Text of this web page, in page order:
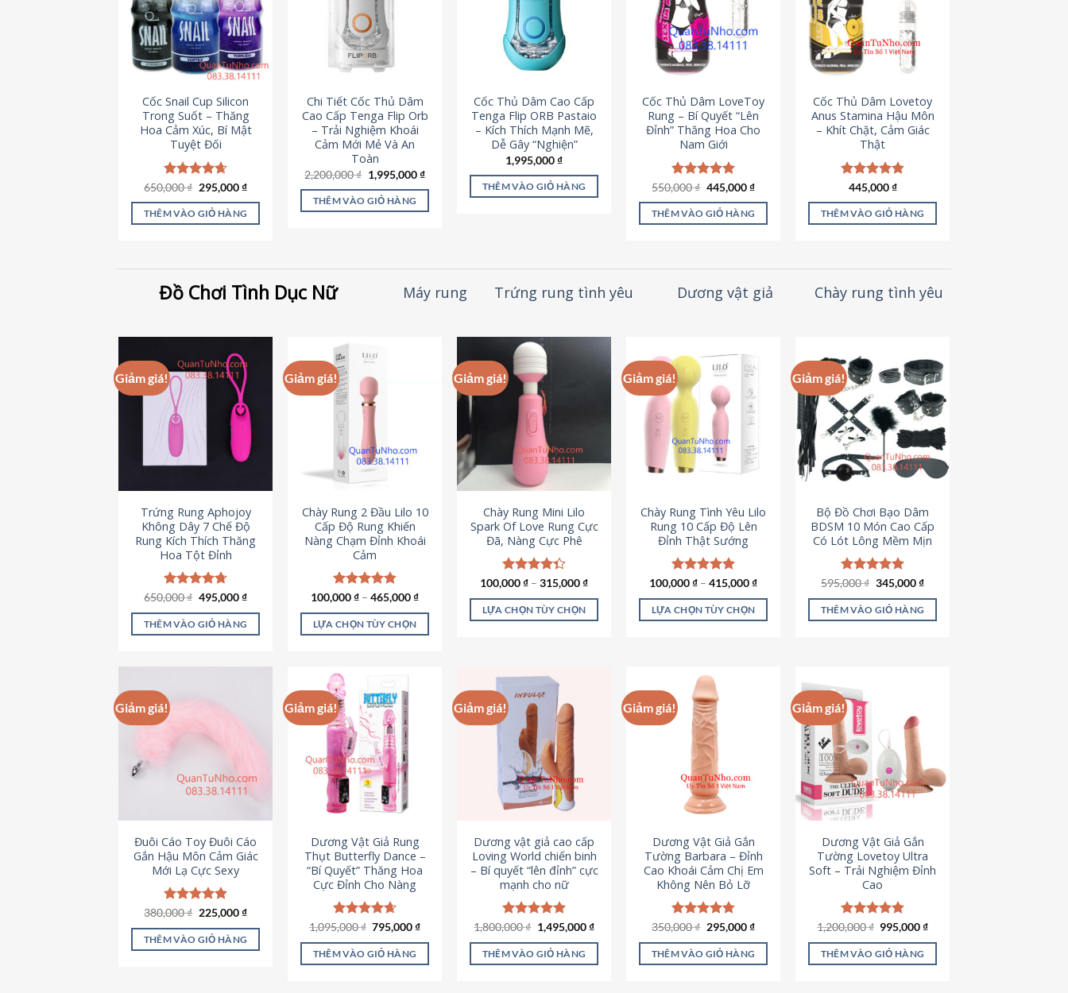
thể.
Các
tùy
chọn
thể
được
chọn
trên
trang
phẩm
Cốc Snail Cup Silicon
Trong Suốt – Thăng
Hoa Cảm Xúc, Bí Mật
Tuyệt Đối
Được xếp
hạng4.69
5 sao
650,000₫ Giá
là:
650,000 ₫.
295,000₫Giá
tại
là:
THÊM VÀO GIỎ HÀNG
Chi Tiết Cốc Thủ Dâm
Cao Cấp Tenga Flip Orb
– Trải Nghiệm Khoái
Cảm Mới Mẻ Và An
Toàn
2,200,000₫ Giá
gốc
là:
2,200,000 ₫.
1,995,000₫Giá
THÊM VÀO GIỎ HÀNG
Cốc Thủ Dâm Cao Cấp
Tenga Flip ORB Pastaio
– Kích Thích Mạnh Mẽ,
Dễ Gây “Nghiện”
1,995,000₫
THÊM VÀO GIỎ HÀNG
Cốc Thủ Dâm LoveToy
Rung – Bí Quyết “Lên
Đỉnh” Thăng Hoa Cho
Nam Giới
Được xếp
hạng5.00
5 sao
550,000₫ Giá
là:
550,000 ₫.
445,000₫Giá
tại
là:
THÊM VÀO GIỎ HÀNG
Cốc Thủ Dâm Lovetoy
Anus Stamina Hậu Môn
– Khít Chặt, Cảm Giác
Thật
Được xếp
hạng4.84
5 sao
445,000₫
THÊM VÀO GIỎ HÀNG
Đồ Chơi Tình Dục Nữ Máy rung Trứng rung tình yêu Dương vật giả Chày rung tình yêu
Giảm giá!
Trứng Rung Aphojoy
Không Dây 7 Chế Độ
Rung Kích Thích Thăng
Hoa Tột Đỉnh
Được xếp
5 sao
650,000₫ Giá
là:
650,000 ₫.
495,000₫Giá
tại
là:
THÊM VÀO GIỎ HÀNG
Giảm giá!
Chày Rung 2 Đầu Lilo 10
Cấp Độ Rung Khiến
Nàng Chạm Đỉnh Khoái
Cảm
Được xếp
5 sao
100,000₫ – 465,000₫
LỰA CHỌN TÙY CHỌN
có
nhiều
biến
thể.
Các
tùy
chọn
thể
được
chọn
trên
trang
phẩm
Giảm giá!
Chày Rung Mini Lilo
Spark Of Love Rung Cực
Đã, Nàng Cực Phê
Được xếp
5 sao
100,000₫ – 315,000₫
LỰA CHỌN TÙY CHỌN
nhiều
thể.
Các
tùy
chọn
được
chọn
trên
trang
sản
phẩm
Giảm giá!
Chày Rung Tình Yêu Lilo
Rung 10 Cấp Độ Lên
Đỉnh Thật Sướng
Được xếp
5 sao
100,000₫ – 415,000₫
LỰA CHỌN TÙY CHỌN
có
nhiều
biến
thể.
Các
tùy
chọn
có
được
chọn
trên
trang
sản
phẩm
Giảm giá!
Bộ Đồ Chơi Bạo Dâm
BDSM 10 Món Cao Cấp
Có Lót Lông Mềm Mịn
Được xếp
5 sao
595,000₫ Giá
là:
595,000 ₫.
345,000₫Giá
tại
là:
THÊM VÀO GIỎ HÀNG
Giảm giá!
Đuôi Cáo Toy Đuôi Cáo
Gắn Hậu Môn Cảm Giác
Mới Lạ Cực Sexy
Được xếp
5 sao
380,000₫ Giá
là:
380,000 ₫.
225,000₫Giá
tại
là:
THÊM VÀO GIỎ HÀNG
Giảm giá!
Dương Vật Giả Rung
Thụt Butterfly Dance –
“Bí Quyết” Thăng Hoa
Cực Đỉnh Cho Nàng
Được xếp
5 sao
1,095,000₫ Giá
là:
1,095,000 ₫.
795,000₫Giá
tại
THÊM VÀO GIỎ HÀNG
Giảm giá!
Dương vật giả cao cấp
Loving World chiến binh
– Bí quyết “lên đỉnh” cực
mạnh cho nữ
Được xếp
5 sao
1,800,000₫ Giá
gốc
là:
1,800,000 ₫.
1,495,000₫Giá
tại
THÊM VÀO GIỎ HÀNG
Giảm giá!
Dương Vật Giả Gắn
Tường Barbara – Đỉnh
Cao Khoái Cảm Chị Em
Không Nên Bỏ Lỡ
Được xếp
5 sao
350,000₫ Giá
là:
350,000 ₫.
295,000₫Giá
tại
là:
THÊM VÀO GIỎ HÀNG
Giảm giá!
Dương Vật Giả Gắn
Tường Lovetoy Ultra
Soft – Trải Nghiệm Đỉnh
Cao
Được xếp
5 sao
1,200,000₫ Giá
là:
1,200,000 ₫.
995,000₫Giá
tại
THÊM VÀO GIỎ HÀNG